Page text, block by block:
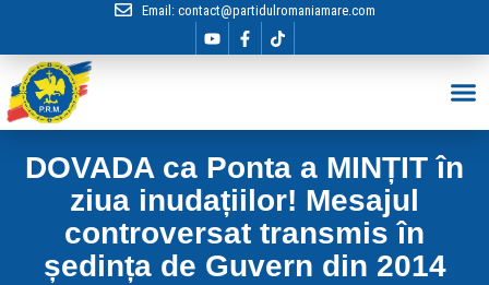
Email: contact@partidulromaniamare.com
DOVADA ca Ponta a MINȚIT în
ziua inudațiilor! Mesajul
controversat transmis în
ședința de Guvern din 2014